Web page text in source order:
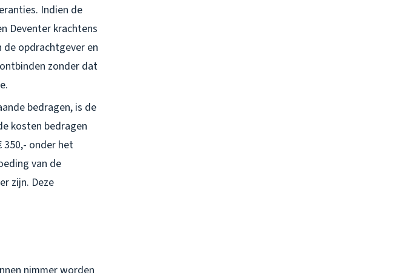
Indien de
Deventer krachtens
opdrachtgever en
zonder dat
bedragen, is de
kosten bedragen
350,- onder het
van de
zijn. Deze